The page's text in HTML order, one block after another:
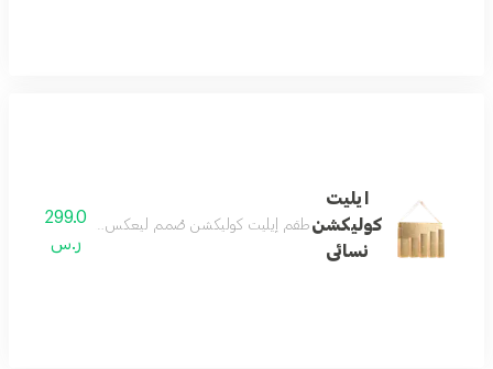
ايليت
كوليكشن
نسائى
طقم إيليت كوليكشن صُمم ليعكس مفهوم الفخامة
299.0
ر.س